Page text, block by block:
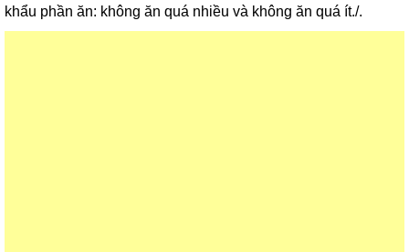
khẩu phần ăn: không ăn quá nhiều và không ăn quá ít./.